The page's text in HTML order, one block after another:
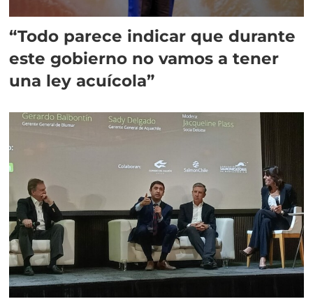
“Todo parece indicar que durante
este gobierno no vamos a tener
una ley acuícola”